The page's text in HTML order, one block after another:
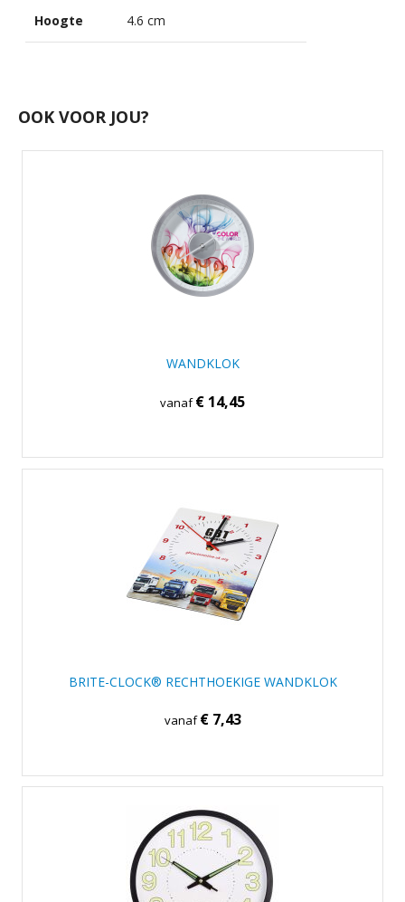
Hoogte 4.6 cm
OOK VOOR JOU?
WANDKLOK
vanaf€ 14,45
BRITE-CLOCK® RECHTHOEKIGE WANDKLOK
vanaf€ 7,43